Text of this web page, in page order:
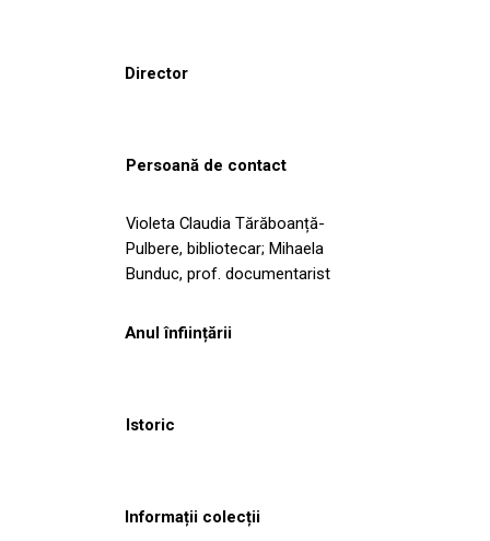
Director
Persoană de contact
Violeta Claudia Tărăboanță-
Pulbere, bibliotecar; Mihaela
Bunduc, prof. documentarist
Anul înființării
Istoric
Informații colecții